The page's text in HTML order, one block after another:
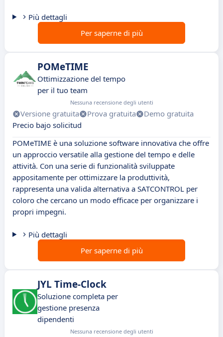
Più dettagli
Per saperne di più
POMeTIME
Ottimizzazione del tempo
per il tuo team
Nessuna recensione degli utenti
Versione gratuita Prova gratuita
Demo gratuita
Precio bajo solicitud
POMeTIME è una soluzione software innovativa che offre
un approccio versatile alla gestione del tempo e delle
attività. Con una serie di funzionalità sviluppate
appositamente per ottimizzare la produttività,
rappresenta una valida alternativa a SATCONTROL per
coloro che cercano un modo efficace per organizzare i
propri impegni.
Più dettagli
Per saperne di più
JYL Time-Clock
Soluzione completa per
gestione presenza
dipendenti
Nessuna recensione degli utenti